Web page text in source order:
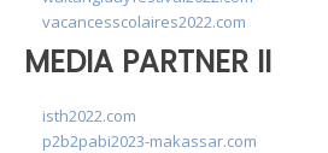
vacancesscolaires2022.com
MEDIA PARTNER II
isth2022.com
p2b2pabi2023-makassar.com